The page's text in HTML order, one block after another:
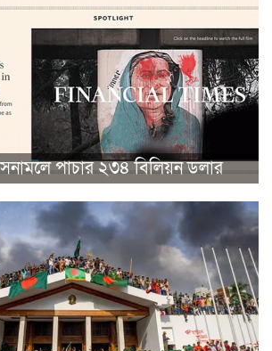
পাচার ২৩৪ বিলিয়ন ডলার